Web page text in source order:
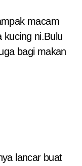
macam
kucing ni.Bulu
bagi makan
lancar buat